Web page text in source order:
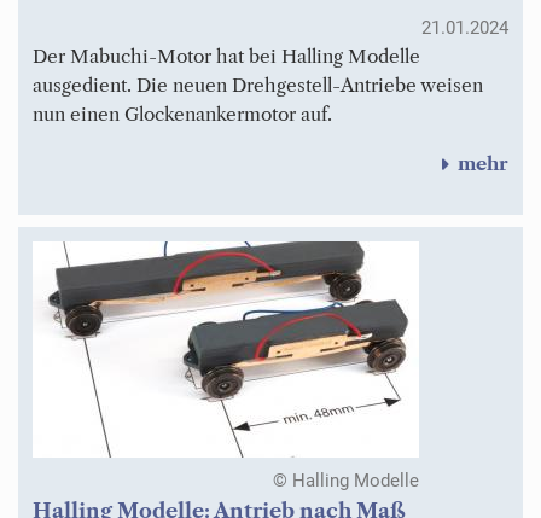
21.01.2024
Der Mabuchi-Motor hat bei Halling Modelle
ausgedient. Die neuen Drehgestell-Antriebe weisen
nun einen Glockenankermotor auf.
mehr
© Halling Modelle
Halling Modelle: Antrieb nach Maß